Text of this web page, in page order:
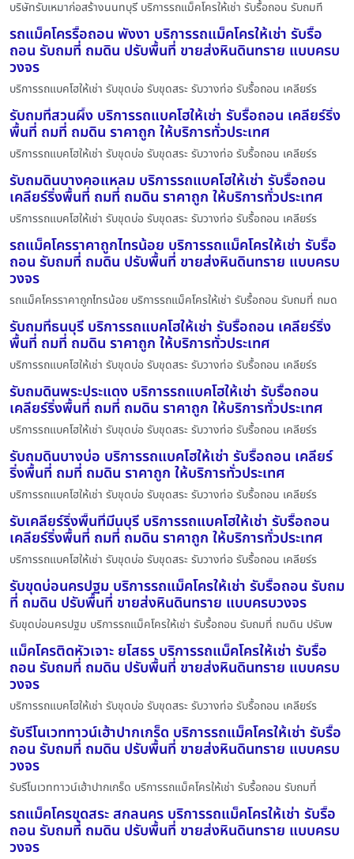
บริษัทรับเหมาก่อสร้างนนทบุรี บริการรถแม็คโครให้เช่า รับรื้อถอน รับถมที
รถแม็คโครรื้อถอน พังงา บริการรถแม็คโครให้เช่า รับรื้อ
ถอน รับถมที่ ถมดิน ปรับพื้นที่ ขายส่งหินดินทราย แบบครบ
วงจร
บริการรถแบคโฮให้เช่า รับขุดบ่อ รับขุดสระ รับวางท่อ รับรื้อถอน เคลียร์ร
รับถมที่สวนผึ้ง บริการรถแบคโฮให้เช่า รับรื้อถอน เคลียร์ริ่ง
พื้นที่ ถมที่ ถมดิน ราคาถูก ให้บริการทั่วประเทศ
บริการรถแบคโฮให้เช่า รับขุดบ่อ รับขุดสระ รับวางท่อ รับรื้อถอน เคลียร์ร
รับถมดินบางคอแหลม บริการรถแบคโฮให้เช่า รับรื้อถอน
เคลียร์ริ่งพื้นที่ ถมที่ ถมดิน ราคาถูก ให้บริการทั่วประเทศ
บริการรถแบคโฮให้เช่า รับขุดบ่อ รับขุดสระ รับวางท่อ รับรื้อถอน เคลียร์ร
รถแม็คโครราคาถูกไทรน้อย บริการรถแม็คโครให้เช่า รับรื้อ
ถอน รับถมที่ ถมดิน ปรับพื้นที่ ขายส่งหินดินทราย แบบครบ
วงจร
รถแม็คโครราคาถูกไทรน้อย บริการรถแม็คโครให้เช่า รับรื้อถอน รับถมที่ ถมด
รับถมที่ธนบุรี บริการรถแบคโฮให้เช่า รับรื้อถอน เคลียร์ริ่ง
พื้นที่ ถมที่ ถมดิน ราคาถูก ให้บริการทั่วประเทศ
บริการรถแบคโฮให้เช่า รับขุดบ่อ รับขุดสระ รับวางท่อ รับรื้อถอน เคลียร์ร
รับถมดินพระประแดง บริการรถแบคโฮให้เช่า รับรื้อถอน
เคลียร์ริ่งพื้นที่ ถมที่ ถมดิน ราคาถูก ให้บริการทั่วประเทศ
บริการรถแบคโฮให้เช่า รับขุดบ่อ รับขุดสระ รับวางท่อ รับรื้อถอน เคลียร์ร
รับถมดินบางบ่อ บริการรถแบคโฮให้เช่า รับรื้อถอน เคลียร์
ริ่งพื้นที่ ถมที่ ถมดิน ราคาถูก ให้บริการทั่วประเทศ
บริการรถแบคโฮให้เช่า รับขุดบ่อ รับขุดสระ รับวางท่อ รับรื้อถอน เคลียร์ร
รับเคลียร์ริ่งพื้นที่มีนบุรี บริการรถแบคโฮให้เช่า รับรื้อถอน
เคลียร์ริ่งพื้นที่ ถมที่ ถมดิน ราคาถูก ให้บริการทั่วประเทศ
บริการรถแบคโฮให้เช่า รับขุดบ่อ รับขุดสระ รับวางท่อ รับรื้อถอน เคลียร์ร
รับขุดบ่อนครปฐม บริการรถแม็คโครให้เช่า รับรื้อถอน รับถม
ที่ ถมดิน ปรับพื้นที่ ขายส่งหินดินทราย แบบครบวงจร
รับขุดบ่อนครปฐม บริการรถแม็คโครให้เช่า รับรื้อถอน รับถมที่ ถมดิน ปรับพ
แม็คโครติดหัวเจาะ ยโสธร บริการรถแม็คโครให้เช่า รับรื้อ
ถอน รับถมที่ ถมดิน ปรับพื้นที่ ขายส่งหินดินทราย แบบครบ
วงจร
บริการรถแบคโฮให้เช่า รับขุดบ่อ รับขุดสระ รับวางท่อ รับรื้อถอน เคลียร์ร
รับรีโนเวททาวน์เฮ้าปากเกร็ด บริการรถแม็คโครให้เช่า รับรื้อ
ถอน รับถมที่ ถมดิน ปรับพื้นที่ ขายส่งหินดินทราย แบบครบ
วงจร
รับรีโนเวททาวน์เฮ้าปากเกร็ด บริการรถแม็คโครให้เช่า รับรื้อถอน รับถมที่
รถแม็คโครขุดสระ สกลนคร บริการรถแม็คโครให้เช่า รับรื้อ
ถอน รับถมที่ ถมดิน ปรับพื้นที่ ขายส่งหินดินทราย แบบครบ
วงจร